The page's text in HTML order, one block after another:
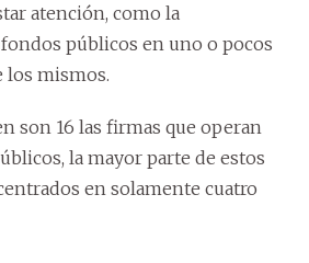
atención, como la
públicos en uno o pocos
los mismos.
son 16 las firmas que operan
la mayor parte de estos
en solamente cuatro